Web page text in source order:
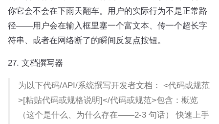
你它会不会在下雨天翻车。用户的实际行为不是正常路
径——用户会在输入框里塞一个富文本、传一个超长字
符串、或者在网络断了的瞬间反复点按钮。
27. 文档撰写器
为以下代码/API/系统撰写开发者文档： <代码或规范
>[粘贴代码或规格说明]</代码或规范>包含：概览
（这个是什么、为什么存在——2-3 句话） 快速上手